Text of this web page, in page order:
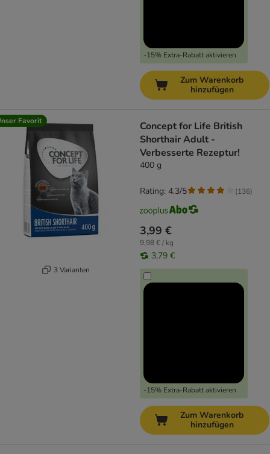
-15% Extra-Rabatt aktivieren
Zum Warenkorb
hinzufügen
Favorit
3 Varianten
Concept for Life British
Shorthair Adult -
Verbesserte Rezeptur!
400 g
3,99 €
9,98 € / kg
3,79 €
-15% Extra-Rabatt aktivieren
Rating: 4.3/5 (136)
Zum Warenkorb
hinzufügen